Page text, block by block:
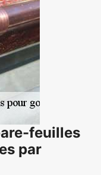
feuilles
par